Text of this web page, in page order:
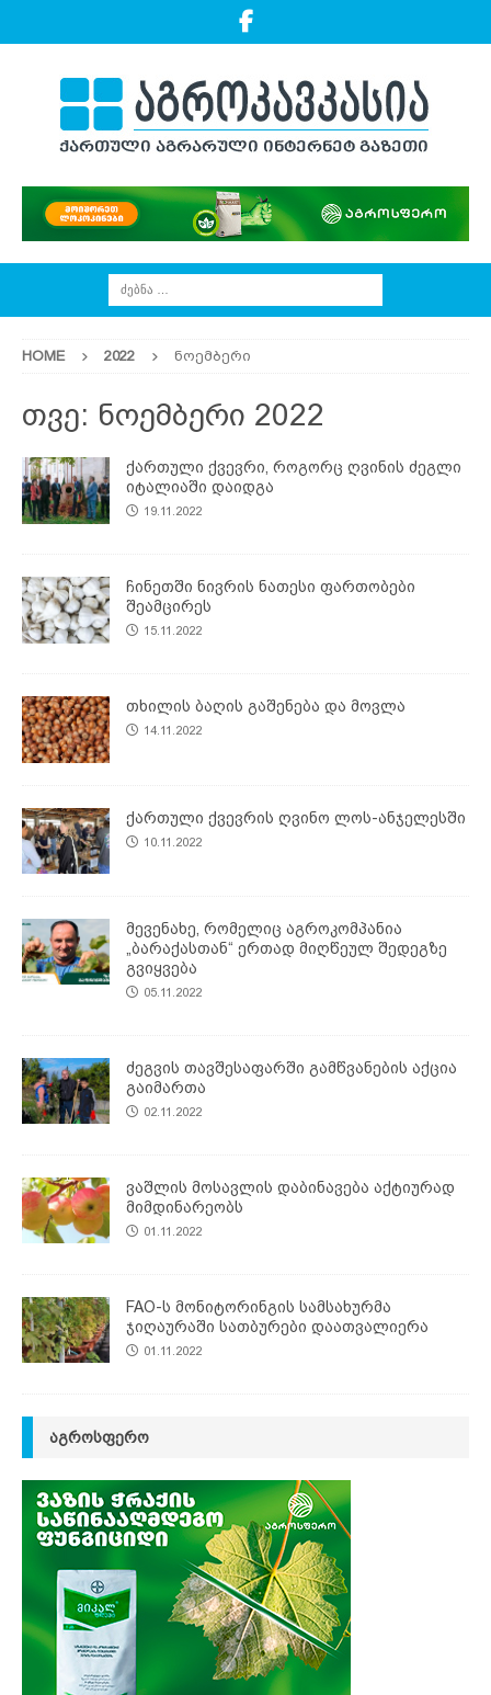
HOME 2022 ნოემბერი
თვე: ნოემბერი 2022
ქართული ქვევრი, როგორც ღვინის ძეგლი
იტალიაში დაიდგა
19.11.2022
ჩინეთში ნივრის ნათესი ფართობები
შეამცირეს
15.11.2022
თხილის ბაღის გაშენება და მოვლა
14.11.2022
ქართული ქვევრის ღვინო ლოს-ანჯელესში
10.11.2022
მევენახე, რომელიც აგროკომპანია
„ბარაქასთან“ ერთად მიღწეულ შედეგზე
გვიყვება
05.11.2022
ძეგვის თავშესაფარში გამწვანების აქცია
გაიმართა
02.11.2022
ვაშლის მოსავლის დაბინავება აქტიურად
მიმდინარეობს
01.11.2022
FAO-ს მონიტორინგის სამსახურმა
ჯიღაურაში სათბურები დაათვალიერა
01.11.2022
ᲐᲒᲠᲝᲡᲤᲔᲠᲝ